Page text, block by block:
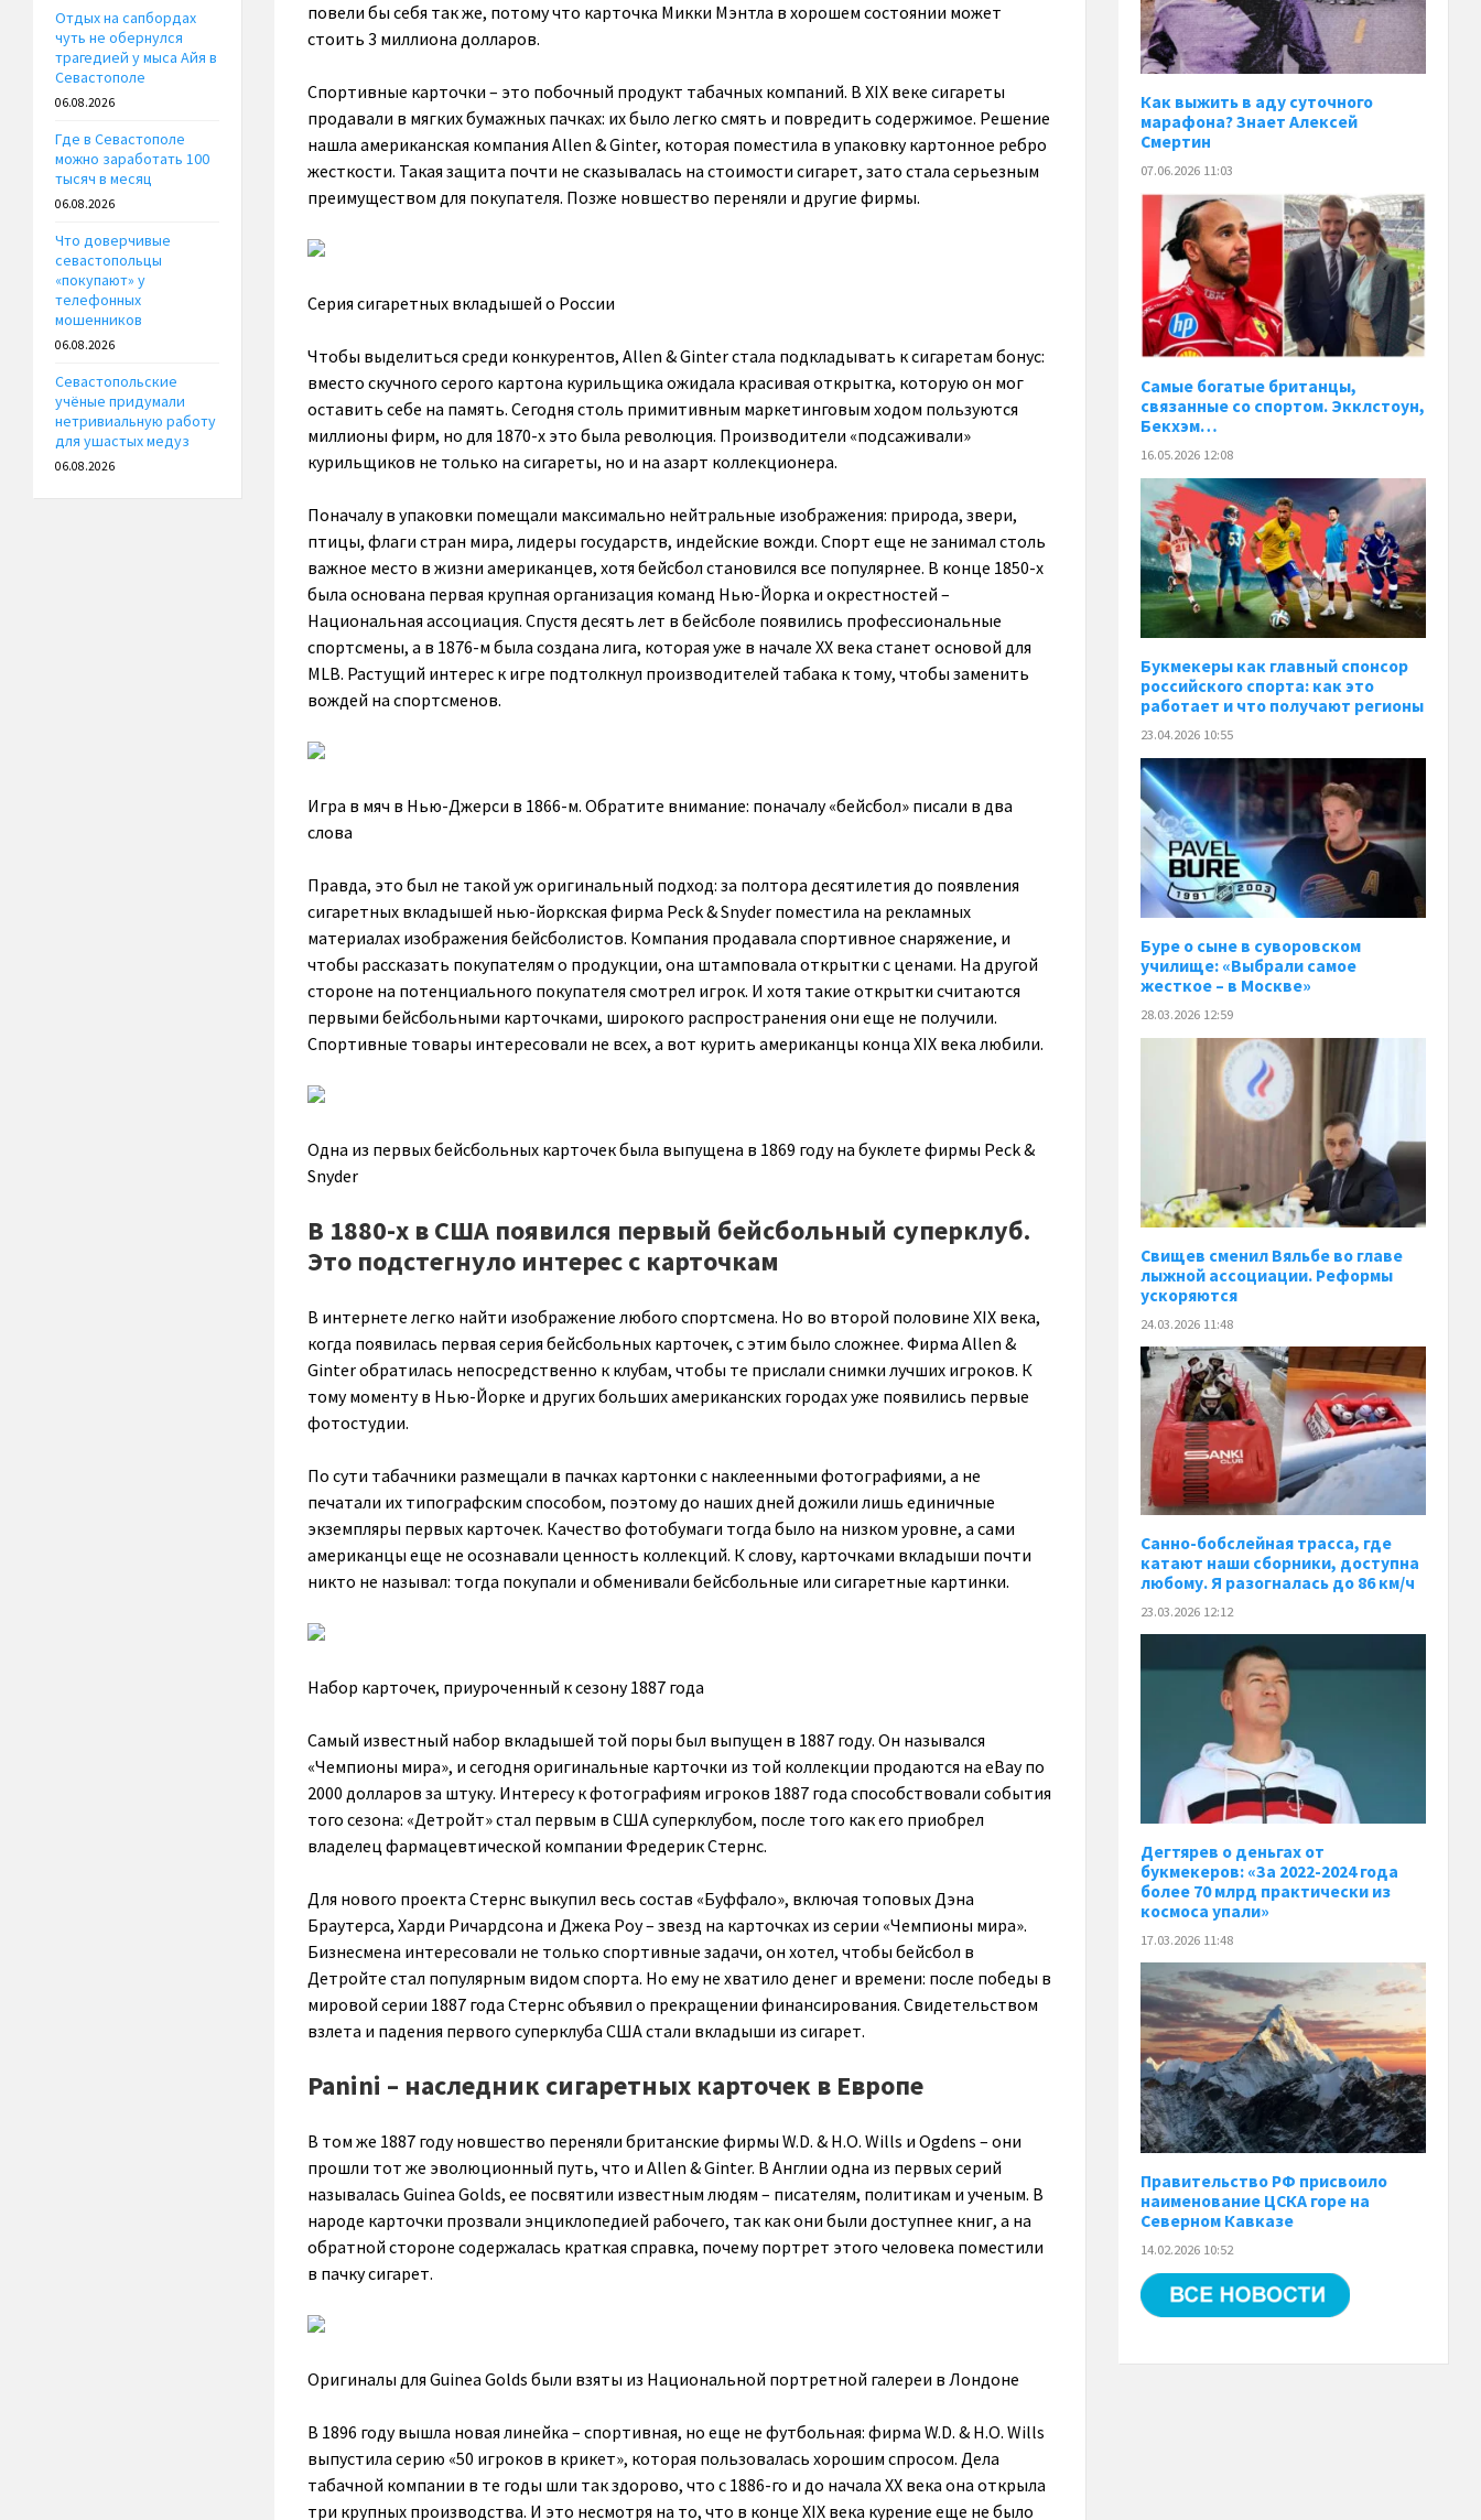
повели бы себя так же, потому что карточка Микки Мэнтла в хорошем состоянии может
стоить 3 миллиона долларов.
Спортивные карточки – это побочный продукт табачных компаний. В XIX веке сигареты
продавали в мягких бумажных пачках: их было легко смять и повредить содержимое. Решение
нашла американская компания Allen & Ginter, которая поместила в упаковку картонное ребро
жесткости. Такая защита почти не сказывалась на стоимости сигарет, зато стала серьезным
преимуществом для покупателя. Позже новшество переняли и другие фирмы.
Серия сигаретных вкладышей о России
Чтобы выделиться среди конкурентов, Allen & Ginter стала подкладывать к сигаретам бонус:
вместо скучного серого картона курильщика ожидала красивая открытка, которую он мог
оставить себе на память. Сегодня столь примитивным маркетинговым ходом пользуются
миллионы фирм, но для 1870-х это была революция. Производители «подсаживали»
курильщиков не только на сигареты, но и на азарт коллекционера.
Поначалу в упаковки помещали максимально нейтральные изображения: природа, звери,
птицы, флаги стран мира, лидеры государств, индейские вожди. Спорт еще не занимал столь
важное место в жизни американцев, хотя бейсбол становился все популярнее. В конце 1850-х
была основана первая крупная организация команд Нью-Йорка и окрестностей –
Национальная ассоциация. Спустя десять лет в бейсболе появились профессиональные
спортсмены, а в 1876-м была создана лига, которая уже в начале XX века станет основой для
MLB. Растущий интерес к игре подтолкнул производителей табака к тому, чтобы заменить
вождей на спортсменов.
Игра в мяч в Нью-Джерси в 1866-м. Обратите внимание: поначалу «бейсбол» писали в два
слова
Правда, это был не такой уж оригинальный подход: за полтора десятилетия до появления
сигаретных вкладышей нью-йоркская фирма Peck & Snyder поместила на рекламных
материалах изображения бейсболистов. Компания продавала спортивное снаряжение, и
чтобы рассказать покупателям о продукции, она штамповала открытки с ценами. На другой
стороне на потенциального покупателя смотрел игрок. И хотя такие открытки считаются
первыми бейсбольными карточками, широкого распространения они еще не получили.
Спортивные товары интересовали не всех, а вот курить американцы конца XIX века любили.
Одна из первых бейсбольных карточек была выпущена в 1869 году на буклете фирмы Peck &
Snyder
В 1880-х в США появился первый бейсбольный суперклуб.
Это подстегнуло интерес с карточкам
В интернете легко найти изображение любого спортсмена. Но во второй половине XIX века,
когда появилась первая серия бейсбольных карточек, с этим было сложнее. Фирма Allen &
Ginter обратилась непосредственно к клубам, чтобы те прислали снимки лучших игроков. К
тому моменту в Нью-Йорке и других больших американских городах уже появились первые
фотостудии.
По сути табачники размещали в пачках картонки с наклеенными фотографиями, а не
печатали их типографским способом, поэтому до наших дней дожили лишь единичные
экземпляры первых карточек. Качество фотобумаги тогда было на низком уровне, а сами
американцы еще не осознавали ценность коллекций. К слову, карточками вкладыши почти
никто не называл: тогда покупали и обменивали бейсбольные или сигаретные картинки.
Набор карточек, приуроченный к сезону 1887 года
Самый известный набор вкладышей той поры был выпущен в 1887 году. Он назывался
«Чемпионы мира», и сегодня оригинальные карточки из той коллекции продаются на eBay по
2000 долларов за штуку. Интересу к фотографиям игроков 1887 года способствовали события
того сезона: «Детройт» стал первым в США суперклубом, после того как его приобрел
владелец фармацевтической компании Фредерик Стернс.
Для нового проекта Стернс выкупил весь состав «Буффало», включая топовых Дэна
Браутерса, Харди Ричардсона и Джека Роу – звезд на карточках из серии «Чемпионы мира».
Бизнесмена интересовали не только спортивные задачи, он хотел, чтобы бейсбол в
Детройте стал популярным видом спорта. Но ему не хватило денег и времени: после победы в
мировой серии 1887 года Стернс объявил о прекращении финансирования. Свидетельством
взлета и падения первого суперклуба США стали вкладыши из сигарет.
Panini – наследник сигаретных карточек в Европе
В том же 1887 году новшество переняли британские фирмы W.D. & H.O. Wills и Ogdens – они
прошли тот же эволюционный путь, что и Allen & Ginter. В Англии одна из первых серий
называлась Guinea Golds, ее посвятили известным людям – писателям, политикам и ученым. В
народе карточки прозвали энциклопедией рабочего, так как они были доступнее книг, а на
обратной стороне содержалась краткая справка, почему портрет этого человека поместили
в пачку сигарет.
Оригиналы для Guinea Golds были взяты из Национальной портретной галереи в Лондоне
В 1896 году вышла новая линейка – спортивная, но еще не футбольная: фирма W.D. & H.O. Wills
выпустила серию «50 игроков в крикет», которая пользовалась хорошим спросом. Дела
табачной компании в те годы шли так здорово, что с 1886-го и до начала XX века она открыла
три крупных производства. И это несмотря на то, что в конце XIX века курение еще не было
Отдых на сапбордах
чуть не обернулся
трагедией у мыса Айя в
Севастополе
06.08.2026
Где в Севастополе
можно заработать 100
тысяч в месяц
06.08.2026
Что доверчивые
севастопольцы
«покупают» у
телефонных
мошенников
06.08.2026
Севастопольские
учёные придумали
нетривиальную работу
для ушастых медуз
06.08.2026
Как выжить в аду суточного
марафона? Знает Алексей
Смертин
07.06.2026 11:03
Самые богатые британцы,
связанные со спортом. Экклстоун,
Бекхэм…
16.05.2026 12:08
Букмекеры как главный спонсор
российского спорта: как это
работает и что получают регионы
23.04.2026 10:55
Буре о сыне в суворовском
училище: «Выбрали самое
жесткое – в Москве»
28.03.2026 12:59
Свищев сменил Вяльбе во главе
лыжной ассоциации. Реформы
ускоряются
24.03.2026 11:48
Санно-бобслейная трасса, где
катают наши сборники, доступна
любому. Я разогналась до 86 км/ч
23.03.2026 12:12
Дегтярев о деньгах от
букмекеров: «За 2022-2024 года
более 70 млрд практически из
космоса упали»
17.03.2026 11:48
Правительство РФ присвоило
наименование ЦСКА горе на
Северном Кавказе
14.02.2026 10:52